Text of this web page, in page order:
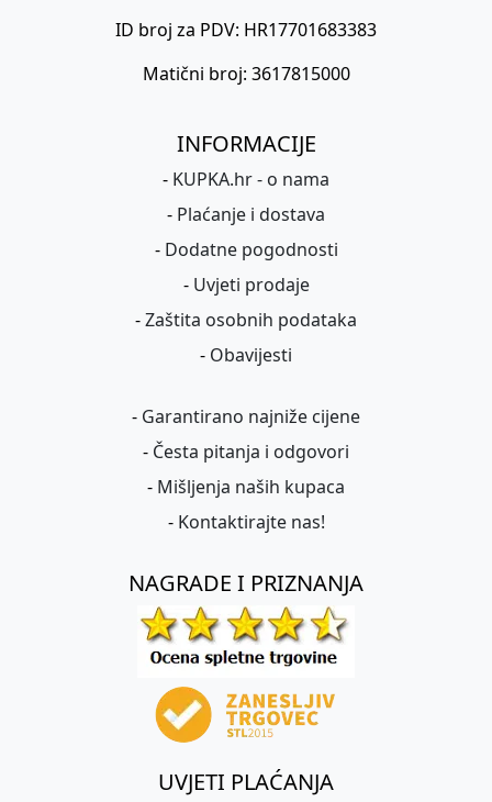
ID broj za PDV: HR17701683383
Matični broj: 3617815000
INFORMACIJE
- KUPKA.hr - o nama
- Plaćanje i dostava
- Dodatne pogodnosti
- Uvjeti prodaje
-Zaštita osobnih podataka
- Obavijesti
- Garantirano najniže cijene
- Česta pitanja i odgovori
- Mišljenja naših kupaca
- Kontaktirajte nas!
NAGRADE I PRIZNANJA
UVJETI PLAĆANJA